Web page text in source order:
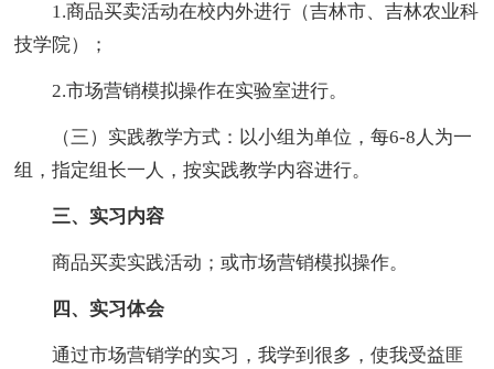
1.商品买卖活动在校内外进行（吉林市、吉林农业科
技学院）；
2.市场营销模拟操作在实验室进行。
（三）实践教学方式：以小组为单位，每6-8人为一
组，指定组长一人，按实践教学内容进行。
三、实习内容
商品买卖实践活动；或市场营销模拟操作。
四、实习体会
通过市场营销学的实习，我学到很多，使我受益匪